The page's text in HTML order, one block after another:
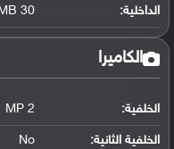
الداخلية: 30 MB
الكاميرا
الخلفية: 2 MP
الخلفية الثانية: No